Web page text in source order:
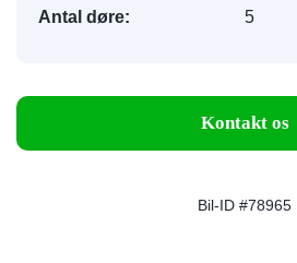
Antal døre:
5
Kontakt os
Bil-ID #78965